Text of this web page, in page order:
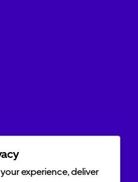
experience, deliver